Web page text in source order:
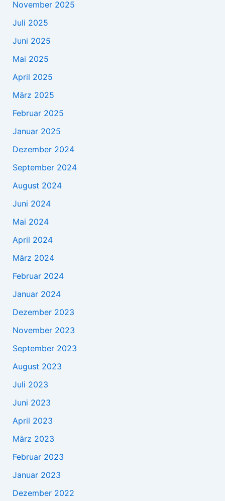
November 2025
Juli 2025
Juni 2025
Mai 2025
April 2025
März 2025
Februar 2025
Januar 2025
Dezember 2024
September 2024
August 2024
Juni 2024
Mai 2024
April 2024
März 2024
Februar 2024
Januar 2024
Dezember 2023
November 2023
September 2023
August 2023
Juli 2023
Juni 2023
April 2023
März 2023
Februar 2023
Januar 2023
Dezember 2022